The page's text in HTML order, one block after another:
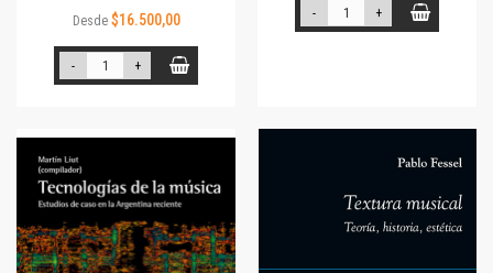
Desde $16.500,00
- +
- +